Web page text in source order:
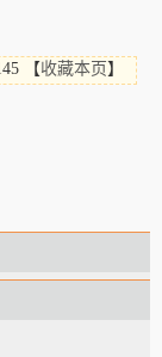
【收藏本页 】